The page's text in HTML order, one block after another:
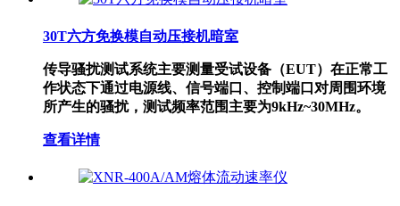
30T六方免换模自动压接机暗室
传导骚扰测试系统主要测量受试设备（EUT）在正常工
作状态下通过电源线、信号端口、控制端口对周围环境
所产生的骚扰，测试频率范围主要为9kHz~30MHz。
查看详情